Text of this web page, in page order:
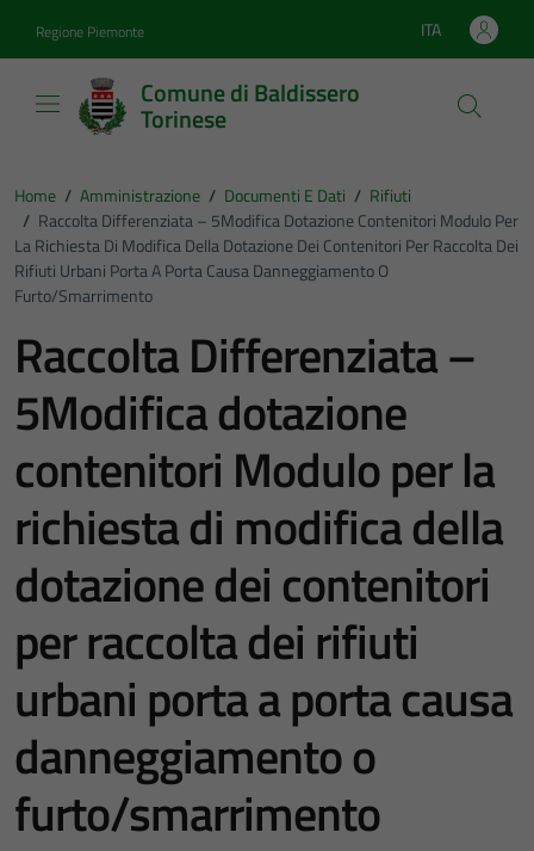
Regione Piemonte Lingua attiva:
ITA
Comune di Baldissero
Torinese
Home / Amministrazione / Documenti E Dati / Rifiuti
/ Raccolta Differenziata – 5Modifica Dotazione Contenitori Modulo Per
La Richiesta Di Modifica Della Dotazione Dei Contenitori Per Raccolta Dei
Rifiuti Urbani Porta A Porta Causa Danneggiamento O
Furto/smarrimento
Raccolta Differenziata –
5Modifica dotazione
contenitori Modulo per la
richiesta di modifica della
dotazione dei contenitori
per raccolta dei rifiuti
urbani porta a porta causa
danneggiamento o
furto/smarrimento